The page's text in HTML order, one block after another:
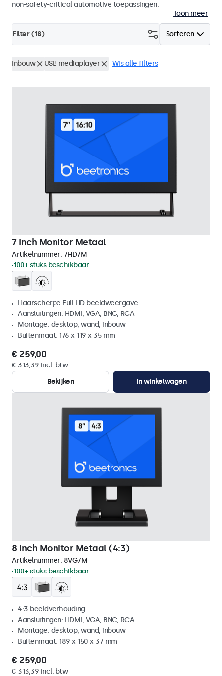
non-safety-critical automotive toepassingen.
Toon meer
Sorteren
Filter (18)
Inbouw USB mediaplayer Wis alle filters
7 Inch Monitor Metaal
Artikelnummer: 7HD7M
100+ stuks beschikbaar
Haarscherpe Full HD beeldweergave
Aansluitingen: HDMI, VGA, BNC, RCA
Montage: desktop, wand, inbouw
Buitenmaat: 176 x 119 x 35 mm
€ 259,00
€ 313,39 incl. btw
Bekijken
In winkelwagen
8 Inch Monitor Metaal (4:3)
Artikelnummer: 8VG7M
100+ stuks beschikbaar
4:3 beeldverhouding
Aansluitingen: HDMI, VGA, BNC, RCA
Montage: desktop, wand, inbouw
Buitenmaat: 189 x 150 x 37 mm
€ 259,00
€ 313,39 incl. btw